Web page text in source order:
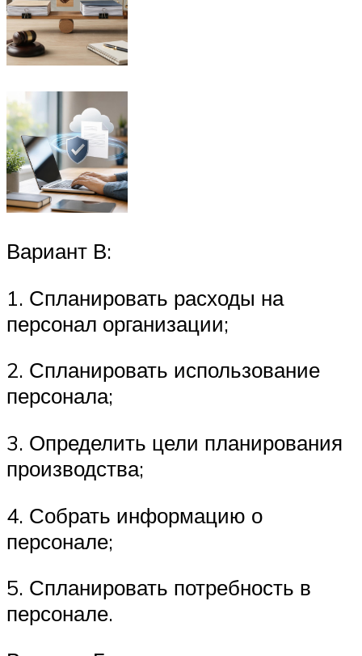
Вариант В:
1. Спланировать расходы на
персонал организации;
2. Спланировать использование
персонала;
3. Определить цели планирования
производства;
4. Собрать информацию о
персонале;
5. Спланировать потребность в
персонале.